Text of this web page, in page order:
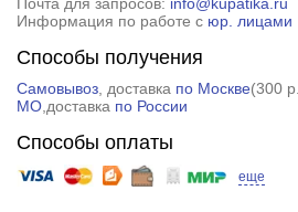
Информация по работе с юр. лицами
Способы получения
Самовывоз, доставка по Москве(300 р.
МО,доставка по России
Способы оплаты
еще